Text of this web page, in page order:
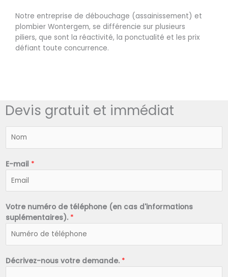
Notre entreprise de débouchage (assainissement) et
plombier Wontergem, se différencie sur plusieurs
piliers, que sont la réactivité, la ponctualité et les prix
défiant toute concurrence.
Devis gratuit et immédiat
*
E-mail *
Votre numéro de téléphone (en cas d'informations
suplémentaires). *
Décrivez-nous votre demande. *